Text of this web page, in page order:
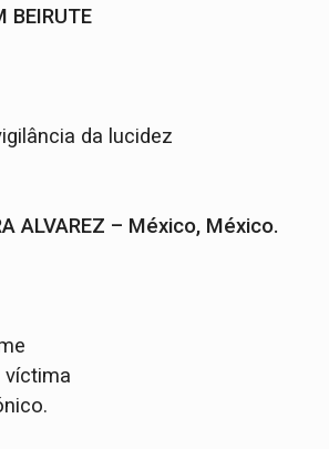
BEIRUTE
da lucidez
ALVAREZ – México, México.
víctima